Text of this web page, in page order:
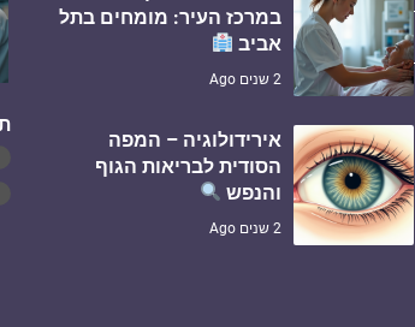
במרכז העיר: מומחים בתל
אביב
2 שנים Ago
אירידולוגיה – המפה
הסודית לבריאות הגוף
והנפש
2 שנים Ago